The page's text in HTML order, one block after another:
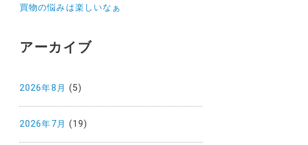
買物の悩みは楽しいなぁ
アーカイブ
2026年8月 (5)
2026年7月 (19)